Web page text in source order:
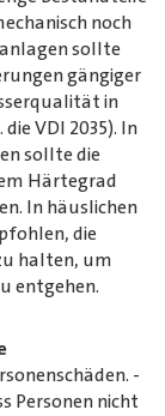
noch
sollte
gängiger
in
VDI 2035). In
sollte die
Härtegrad
In häuslichen
die
halten, um
entgehen.
-
Personen nicht